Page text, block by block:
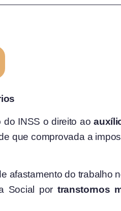
do INSS o direito ao
que comprovada a
afastamento do trabalho
Social por transtornos